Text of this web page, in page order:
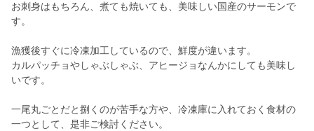
お刺身はもちろん、煮ても焼いても、美味しい国産のサーモンで
す。
漁獲後すぐに冷凍加工しているので、鮮度が違います。
カルパッチョやしゃぶしゃぶ、アヒージョなんかにしても美味し
いです。
一尾丸ごとだと捌くのが苦手な方や、冷凍庫に入れておく食材の
一つとして、是非ご検討ください。